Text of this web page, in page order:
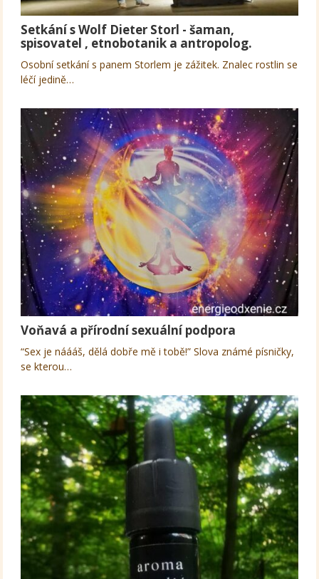
Setkání s Wolf Dieter Storl - šaman,
spisovatel , etnobotanik a antropolog.
Osobní setkání s panem Storlem je zážitek. Znalec rostlin se
léčí jedině…
Voňavá a přírodní sexuální podpora
“Sex je náááš, dělá dobře mě i tobě!” Slova známé písničky,
se kterou…